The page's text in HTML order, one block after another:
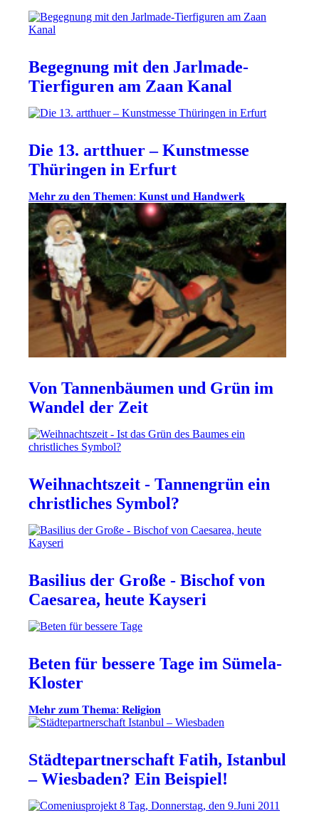
Begegnung mit den Jarlmade-
Tierfiguren am Zaan Kanal
Die 13. artthuer – Kunstmesse
Thüringen in Erfurt
𝐌𝐞𝐡𝐫 𝐳𝐮 𝐝𝐞𝐧 𝐓𝐡𝐞𝐦𝐞𝐧: 𝐊𝐮𝐧𝐬𝐭 𝐮𝐧𝐝 𝐇𝐚𝐧𝐝𝐰𝐞𝐫𝐤
Von Tannenbäumen und Grün im
Wandel der Zeit
Weihnachtszeit - Tannengrün ein
christliches Symbol?
Basilius der Große - Bischof von
Caesarea, heute Kayseri
Beten für bessere Tage im Sümela-
Kloster
𝐌𝐞𝐡𝐫 𝐳𝐮𝐦 𝐓𝐡𝐞𝐦𝐚: 𝐑𝐞𝐥𝐢𝐠𝐢𝐨𝐧
Städtepartnerschaft Fatih, Istanbul
– Wiesbaden? Ein Beispiel!